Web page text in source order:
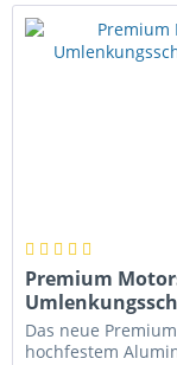
Premium
Das neue
hochfestem